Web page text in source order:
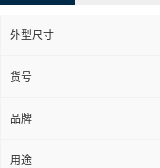
外型尺寸
货号
品牌
用途